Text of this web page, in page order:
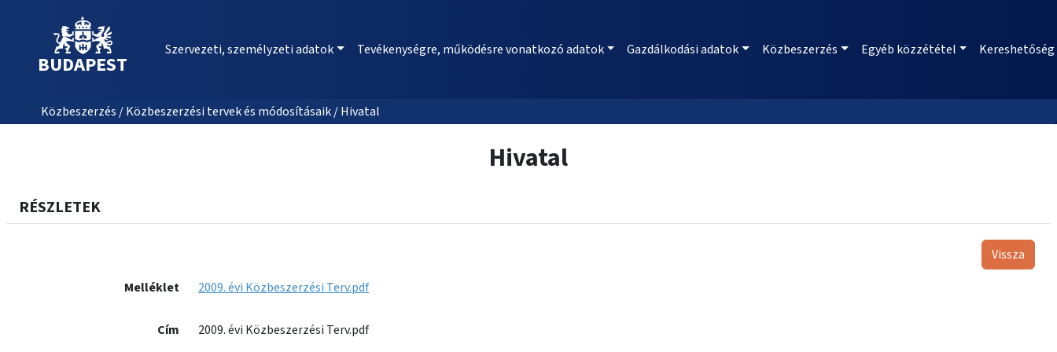
BUDAPEST
Szervezeti, személyzeti adatok Tevékenységre, működésre vonatkozó adatok Gazdálkodási adatok Közbeszerzés Egyéb közzététel Kereshetőség
Közbeszerzés / Közbeszerzési tervek és módosításaik / Hivatal
Hivatal
RÉSZLETEK
Vissza
Melléklet
2009. évi Közbeszerzési Terv.pdf
Cím 2009. évi Közbeszerzési Terv.pdf